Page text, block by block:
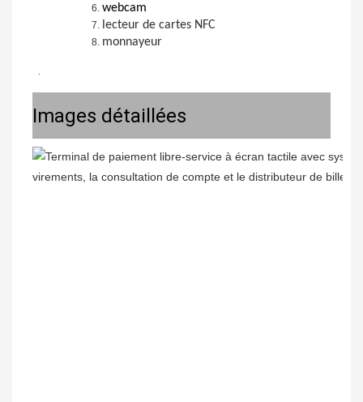
webcam
lecteur de cartes NFC
monnayeur
Images détaillées